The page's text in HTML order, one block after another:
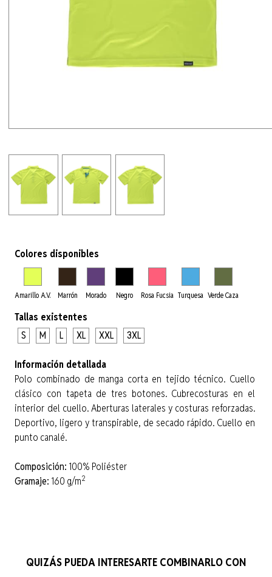
Colores disponibles
Amarillo A.V. Marrón Morado Negro Rosa Fucsia Turquesa Verde Caza
Tallas existentes
S
M L XL XXL 3XL
Información detallada
Polo combinado de manga corta en tejido técnico. Cuello
clásico con tapeta de tres botones. Cubrecosturas en el
interior del cuello. Aberturas laterales y costuras reforzadas.
Deportivo, ligero y transpirable, de secado rápido. Cuello en
punto canalé.
Composición: 100% Poliéster
Gramaje: 160 g/m2
QUIZÁS PUEDA INTERESARTE COMBINARLO CON